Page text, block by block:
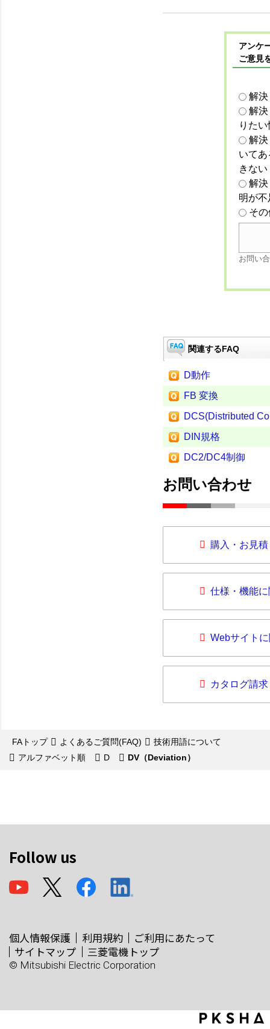
アンケ
ご意見
解
解
りた
解
いて
きない
解
明が
そ
お問い
関連するFAQ
D動作
FB 変換
DCS(Distributed
DIN規格
DC2/DC4制御
お問い合わせ
購入・お見
仕様・機能
Webサイト
カタログ請求
FAトップ よくあるご質問(FAQ)
技術用語について
アルファベット順
D DV（Deviation）
Follow us
個人情報保護 利用規約
ご利用にあたって
サイトマップ
三菱電機トップ
© Mitsubishi Electric Corporation